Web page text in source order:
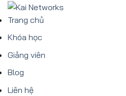
Bỏ
quaTrang chủ
Khóa học
Giảng viên
Blog
Liên hệ